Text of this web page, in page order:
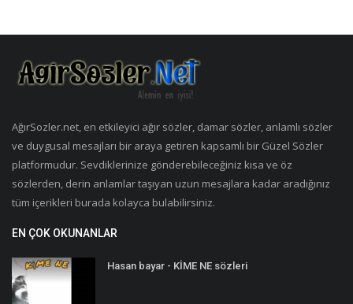
AğırSozler.net, en etkileyici ağır sözler, damar sözler, anlamlı sözler
ve duygusal mesajları bir araya getiren kapsamlı bir Güzel Sözler
platformudur. Sevdiklerinize gönderebileceğiniz kısa ve öz
sözlerden, derin anlamlar taşıyan uzun mesajlara kadar aradığınız
tüm içerikleri burada kolayca bulabilirsiniz.
EN ÇOK OKUNANLAR
Hasan bayar - KİME NE sözleri